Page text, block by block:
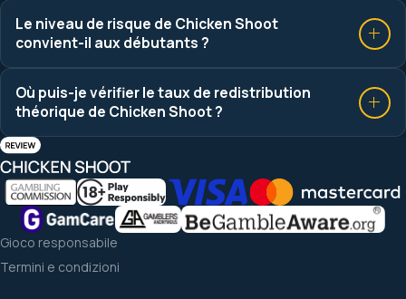
Le niveau de risque de Chicken Shoot
convient-il aux débutants ?
Où puis-je vérifier le taux de redistribution
théorique de Chicken Shoot ?
Gioco responsabile
Termini e condizioni